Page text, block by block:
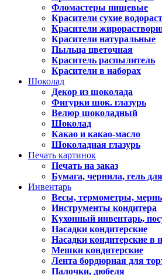
Фломастеры пищевые
Красители сухие
Красители
Красители натуральные
Пыльца цветочная
Краситель распылитель
Красители в наборах
Шоколад
Декор из шоколада
Фигурки шок. глазурь
Велюр шоколадный
Шоколад
Какао и какао-масло
Шоколадная глазурь
Печать картинок
Печать на заказ
Бумага, чернила, гель
Инвентарь
Весы, термометры,
Инструменты кондитера
Кухонный инвентарь,
Насадки кондитерские
Насадки кондитерские в
Мешки кондитерские
Лента бордюрная для
Палочки, дюбеля